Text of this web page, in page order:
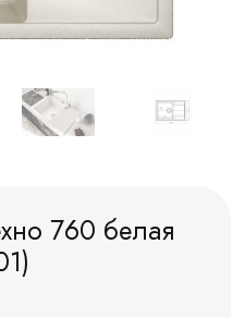
760 белая